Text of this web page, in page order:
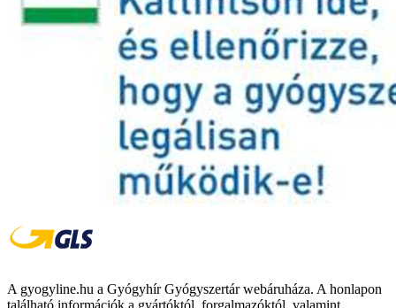
A gyogyline.hu a Gyógyhír Gyógyszertár webáruháza. A honlapon